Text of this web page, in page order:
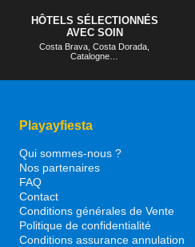
HÔTELS SÉLECTIONNÉS
AVEC SOIN
Costa Brava, Costa Dorada,
Catalogne…
Playayfiesta
Qui sommes-nous ?
Nos partenaires
FAQ
Contact
Conditions générales de Vente
Politique de confidentialité
Conditions assurance annulation